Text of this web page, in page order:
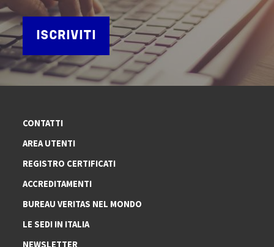
ISCRIVITI
CONTATTI
AREA UTENTI
REGISTRO CERTIFICATI
ACCREDITAMENTI
BUREAU VERITAS NEL MONDO
LE SEDI IN ITALIA
NEWSLETTER